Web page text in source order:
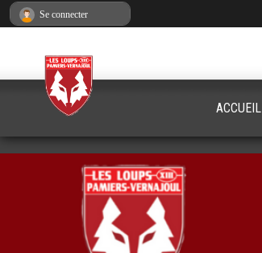
ACCUEIL
Se connecter
Panneau de gestion des cookies